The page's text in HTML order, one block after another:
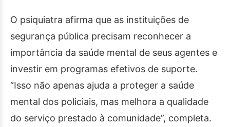
O psiquiatra afirma que as instituições de
segurança pública precisam reconhecer a
importância da saúde mental de seus agentes e
investir em programas efetivos de suporte.
“Isso não apenas ajuda a proteger a saúde
mental dos policiais, mas melhora a qualidade
do serviço prestado à comunidade”, completa.